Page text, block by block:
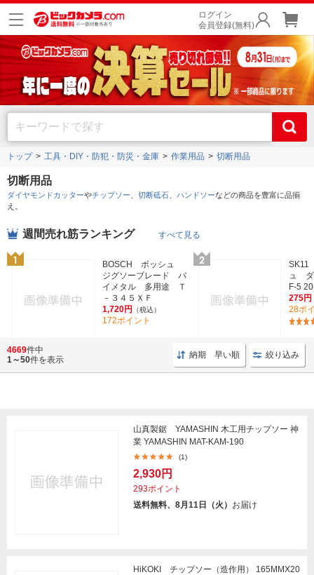
ログイン
会員登録(無料)
トップ 工具・DIY・防犯・防災・金庫 作業用品 切断用品
切断用品
ダイヤモンドカッターやチップソー 切断砥石 ハンドソーなどの商品を豊富に品揃
え。
週間売れ筋ランキング すべて見る
BOSCH ボッシュ
ジグソーブレード バ
イメタル 多用途 Ｔ
－３４５ＸＦ
1,720円
（税込）
172ポイント
SK11
ュ ダ
F-5
275円
28ポ
4669件中
1～50件を表示 納期 早い順 絞り込み
山真製鋸 YAMASHIN 木工用チップソー 神
業 YAMASHIN MAT-KAM-190
(1)
2,930円
293ポイント
送料無料、8月11日（火） お届け
HiKOKI チップソー（造作用） 165MMX20